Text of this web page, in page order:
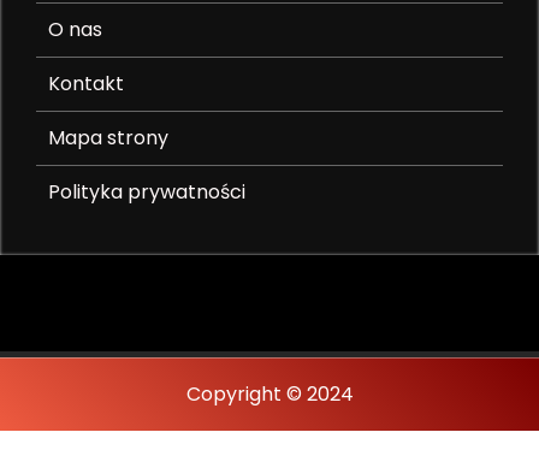
O nas
Kontakt
Mapa strony
Polityka prywatności
Copyright © 2024